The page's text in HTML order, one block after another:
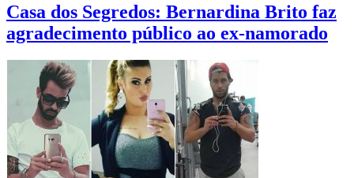
Casa dos Segredos: Bernardina Brito faz
agradecimento público ao ex-namorado